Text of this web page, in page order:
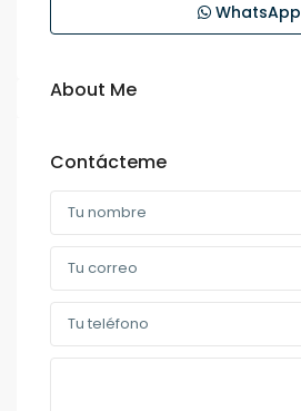
WhatsApp
About Me
Contácteme